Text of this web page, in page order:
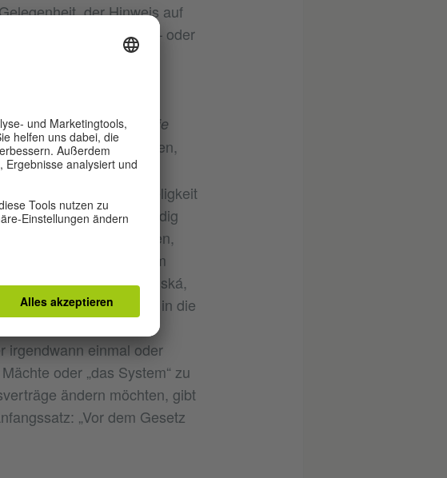
der Hinweis auf
helfen können – oder
alles falsch zu laufen
als Ungeziefer zu
Lesen Sie also
Die
Kolleg*innen,
, wo niemand den
ist, und wo die Feindseligkeit
Mobbingversuche würdig
sind, die Sie plagen,
vor allem
Briefe an Milena Jesenská,
1920 kennenlernte und in die
Verliebtsein, auf das
irgendwann einmal oder
oder „das System“ zu
ändern möchten, gibt
„Vor dem Gesetz